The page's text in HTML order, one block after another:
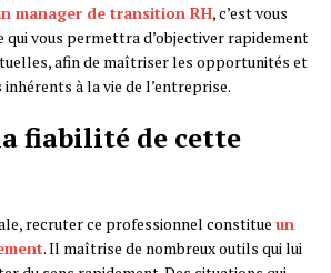
manager de transition RH, c’est vous
qui vous permettra d’objectiver rapidement
afin de maîtriser les opportunités et
à la vie de l’entreprise.
fiabilité de cette
recruter ce professionnel constitue un
. Il maîtrise de nombreux outils qui lui